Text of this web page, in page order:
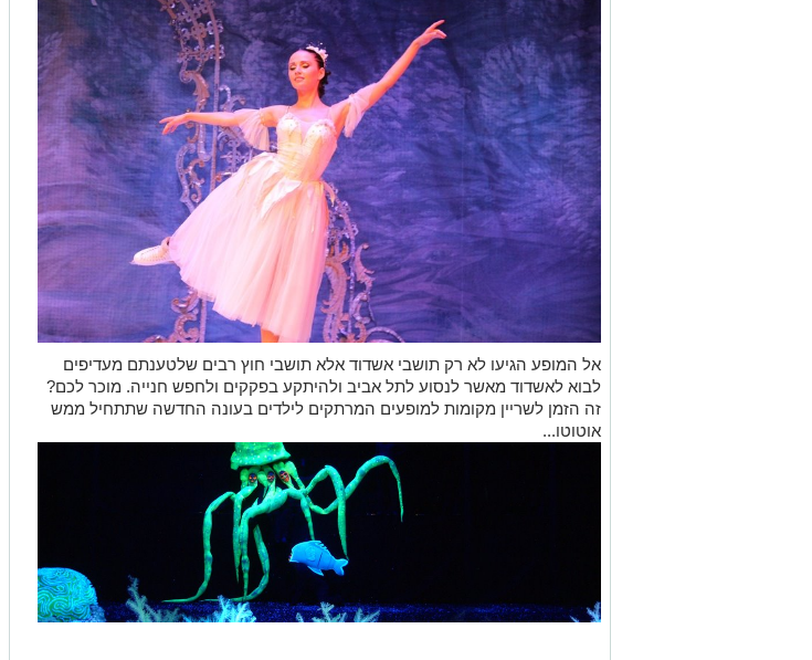
אל המופע הגיעו לא רק תושבי אשדוד אלא תושבי חוץ רבים שלטענתם מעדיפים
לבוא לאשדוד מאשר לנסוע לתל אביב ולהיתקע בפקקים ולחפש חנייה. מוכר לכם?
זה הזמן לשריין מקומות למופעים המרתקים לילדים בעונה החדשה שתתחיל ממש
אוטוטו...